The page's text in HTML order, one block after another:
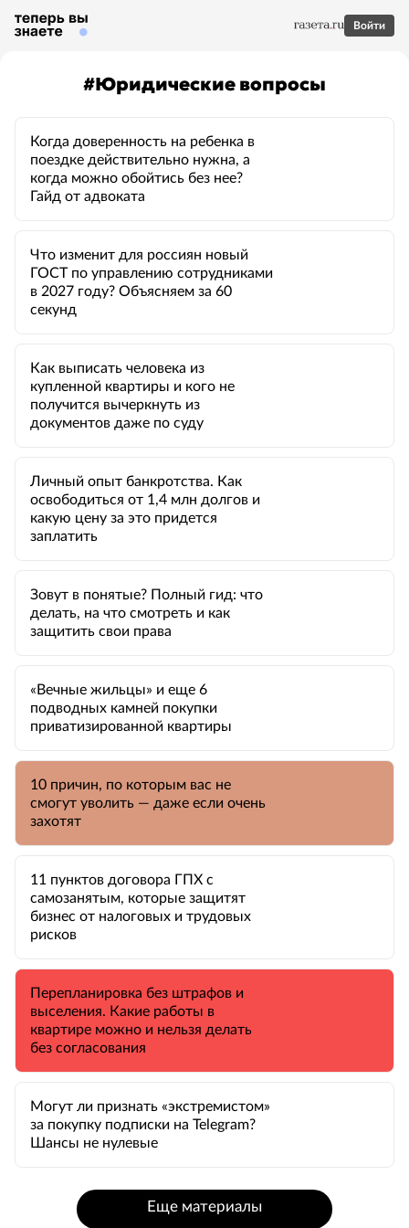
Войти
#Юридические вопросы
Когда доверенность на ребенка в
поездке действительно нужна, а
когда можно обойтись без нее?
Гайд от адвоката
Что изменит для россиян новый
ГОСТ по управлению сотрудниками
в 2027 году? Объясняем за 60
секунд
Как выписать человека из
купленной квартиры и кого не
получится вычеркнуть из
документов даже по суду
Личный опыт банкротства. Как
освободиться от 1,4 млн долгов и
какую цену за это придется
заплатить
Зовут в понятые? Полный гид: что
делать, на что смотреть и как
защитить свои права
«Вечные жильцы» и еще 6
подводных камней покупки
приватизированной квартиры
10 причин, по которым вас не
смогут уволить — даже если очень
захотят
11 пунктов договора ГПХ с
самозанятым, которые защитят
бизнес от налоговых и трудовых
рисков
Перепланировка без штрафов и
выселения. Какие работы в
квартире можно и нельзя делать
без согласования
Могут ли признать «экстремистом»
за покупку подписки на Telegram?
Шансы не нулевые
Еще материалы